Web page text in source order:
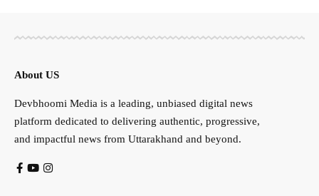
About US
Devbhoomi Media is a leading, unbiased digital news
platform dedicated to delivering authentic, progressive,
and impactful news from Uttarakhand and beyond.